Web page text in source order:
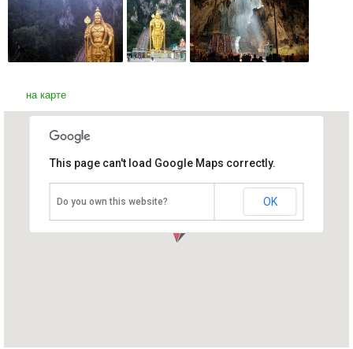
на карте
Пещеры Бату
This page can't load Google Maps correctly.
Do you own this website? OK